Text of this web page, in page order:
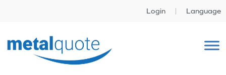
Login Language